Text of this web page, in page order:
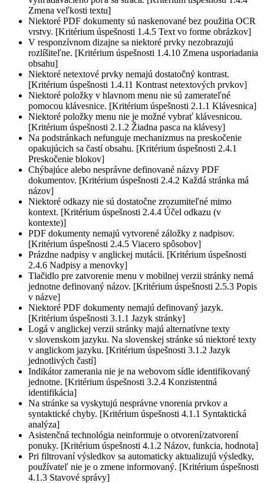
Zmena veľkosti textu]
Niektoré PDF dokumenty sú naskenované bez použitia OCR
vrstvy. [Kritérium úspešnosti 1.4.5 Text vo forme obrázkov]
V responzívnom dizajne sa niektoré prvky nezobrazujú
rozlíšiteľne. [Kritérium úspešnosti 1.4.10 Zmena usporiadania
obsahu]
Niektoré netextové prvky nemajú dostatočný kontrast.
[Kritérium úspešnosti 1.4.11 Kontrast netextových prvkov]
Niektoré položky v hlavnom menu nie sú zamerateľné
pomocou klávesnice. [Kritérium úspešnosti 2.1.1 Klávesnica]
Niektoré položky menu nie je možné vybrať klávesnicou.
[Kritérium úspešnosti 2.1.2 Žiadna pasca na klávesy]
Na podstránkach nefunguje mechanizmus na preskočenie
opakujúcich sa častí obsahu. [Kritérium úspešnosti 2.4.1
Preskočenie blokov]
Chýbajúce alebo nesprávne definované názvy PDF
dokumentov. [Kritérium úspešnosti 2.4.2 Každá stránka má
názov]
Niektoré odkazy nie sú dostatočne zrozumiteľné mimo
kontext. [Kritérium úspešnosti 2.4.4 Účel odkazu (v
kontexte)]
PDF dokumenty nemajú vytvorené záložky z nadpisov.
[Kritérium úspešnosti 2.4.5 Viacero spôsobov]
Prázdne nadpisy v anglickej mutácii. [Kritérium úspešnosti
2.4.6 Nadpisy a menovky]
Tlačidlo pre zatvorenie menu v mobilnej verzii stránky nemá
jednotne definovaný názov. [Kritérium úspešnosti 2.5.3 Popis
v názve]
Niektoré PDF dokumenty nemajú definovaný jazyk.
[Kritérium úspešnosti 3.1.1 Jazyk stránky]
Logá v anglickej verzii stránky majú alternatívne texty
v slovenskom jazyku. Na slovenskej stránke sú niektoré texty
v anglickom jazyku. [Kritérium úspešnosti 3.1.2 Jazyk
jednotlivých častí]
Indikátor zamerania nie je na webovom sídle identifikovaný
jednotne. [Kritérium úspešnosti 3.2.4 Konzistentná
identifikácia]
Na stránke sa vyskytujú nesprávne vnorenia prvkov a
syntaktické chyby. [Kritérium úspešnosti 4.1.1 Syntaktická
analýza]
Asistenčná technológia neinformuje o otvorení/zatvorení
ponuky. [Kritérium úspešnosti 4.1.2 Názov, funkcia, hodnota]
Pri filtrovaní výsledkov sa automaticky aktualizujú výsledky,
používateľ nie je o zmene informovaný. [Kritérium úspešnosti
4.1.3 Stavové správy]